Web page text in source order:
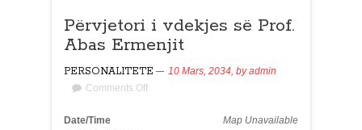
Përvjetori i vdekjes së Prof.
Abas Ermenjit
PERSONALITETE 10 Mars, 2034, byadmin
Comments Off
Map Unavailable
Date/Time